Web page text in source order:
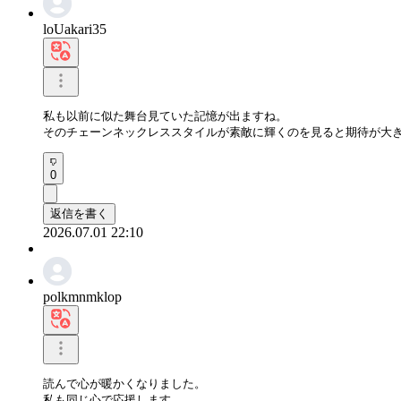
loUakari35
私も以前に似た舞台見ていた記憶が出ますね。
そのチェーンネックレススタイルが素敵に輝くのを見ると期待が大
0
返信を書く
2026.07.01 22:10
polkmnmklop
読んで心が暖かくなりました。